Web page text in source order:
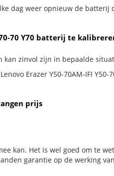
dag weer opnieuw de batterij
70 Y70 batterij te
kan zinvol zijn in bepaalde
Erazer Y50-70AM-IFI Y50-
prijs
kan. Het is wel goed om te
garantie op de werking